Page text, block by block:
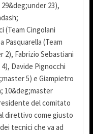
23),
(Team Cingolani
Pasquarella (Team
2), Fabrizio Sebastiani
Davide Pignocchi
5) e Giampietro
10&deg;master
del comitato
direttivo come giusto
tecnici che va ad